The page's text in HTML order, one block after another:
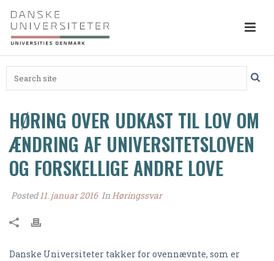
HØRING OVER UDKAST TIL LOV OM
ÆNDRING AF UNIVERSITETSLOVEN
OG FORSKELLIGE ANDRE LOVE
Posted11. januar 2016 InHøringssvar
Danske Universiteter takker for ovennævnte, som er